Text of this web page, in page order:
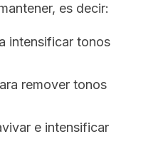
es decir:
intensificar tonos
remover tonos
e intensificar